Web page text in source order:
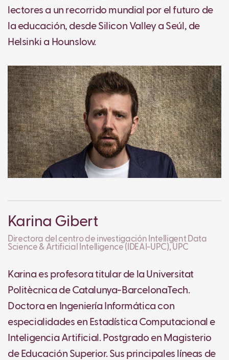
lectores a un recorrido mundial por el futuro de
la educación, desde Silicon Valley a Seúl, de
Helsinki a Hounslow.
Karina Gibert
Directora del centro de investigación Intelligent Data
Science & Artificial Intelligence (IDEAI-UPC), UPC
Karina es profesora titular de la Universitat
Politècnica de Catalunya-BarcelonaTech.
Doctora en Ingeniería Informática con
especialidades en Estadística Computacional e
Inteligencia Artificial. Postgrado en Magisterio
de Educación Superior. Sus principales líneas de